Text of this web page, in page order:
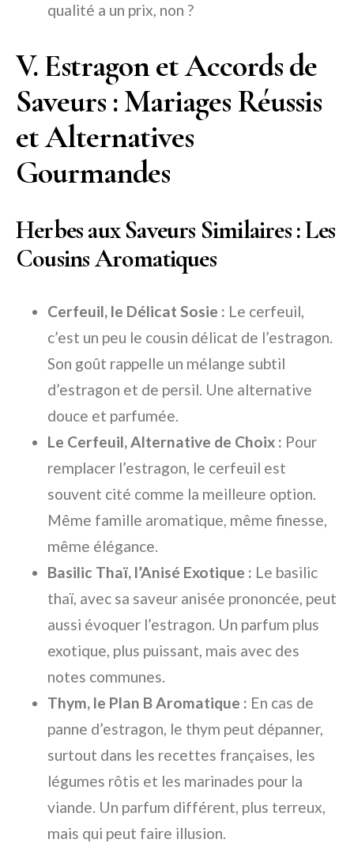
qualité a un prix, non ?
V. Estragon et Accords de
Saveurs : Mariages Réussis
et Alternatives
Gourmandes
Herbes aux Saveurs Similaires : Les
Cousins Aromatiques
Cerfeuil, le Délicat Sosie : Le cerfeuil,
c’est un peu le cousin délicat de l’estragon.
Son goût rappelle un mélange subtil
d’estragon et de persil. Une alternative
douce et parfumée.
Le Cerfeuil, Alternative de Choix : Pour
remplacer l’estragon, le cerfeuil est
souvent cité comme la meilleure option.
Même famille aromatique, même finesse,
même élégance.
Basilic Thaï, l’Anisé Exotique : Le basilic
thaï, avec sa saveur anisée prononcée, peut
aussi évoquer l’estragon. Un parfum plus
exotique, plus puissant, mais avec des
notes communes.
Thym, le Plan B Aromatique : En cas de
panne d’estragon, le thym peut dépanner,
surtout dans les recettes françaises, les
légumes rôtis et les marinades pour la
viande. Un parfum différent, plus terreux,
mais qui peut faire illusion.